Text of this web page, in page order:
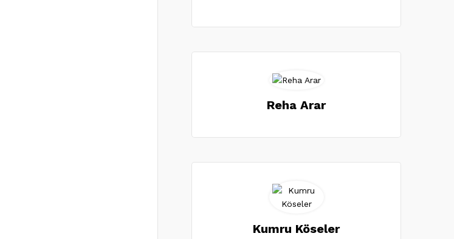
Reha Arar
Kumru Köseler